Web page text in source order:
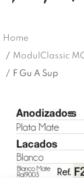
Home
/ ModulClassic
/ F Gu A Sup